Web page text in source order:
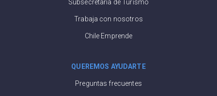
Subsecretaría de Turismo
Trabaja con nosotros
Chile Emprende
QUEREMOS AYUDARTE
Preguntas frecuentes